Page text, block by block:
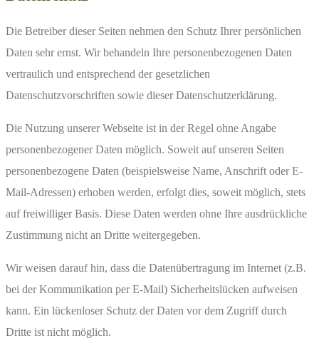
Die Betreiber dieser Seiten nehmen den Schutz Ihrer persönlichen
Daten sehr ernst. Wir behandeln Ihre personenbezogenen Daten
vertraulich und entsprechend der gesetzlichen
Datenschutzvorschriften sowie dieser Datenschutzerklärung.
Die Nutzung unserer Webseite ist in der Regel ohne Angabe
personenbezogener Daten möglich. Soweit auf unseren Seiten
personenbezogene Daten (beispielsweise Name, Anschrift oder E-
Mail-Adressen) erhoben werden, erfolgt dies, soweit möglich, stets
auf freiwilliger Basis. Diese Daten werden ohne Ihre ausdrückliche
Zustimmung nicht an Dritte weitergegeben.
Wir weisen darauf hin, dass die Datenübertragung im Internet (z.B.
bei der Kommunikation per E-Mail) Sicherheitslücken aufweisen
kann. Ein lückenloser Schutz der Daten vor dem Zugriff durch
Dritte ist nicht möglich.